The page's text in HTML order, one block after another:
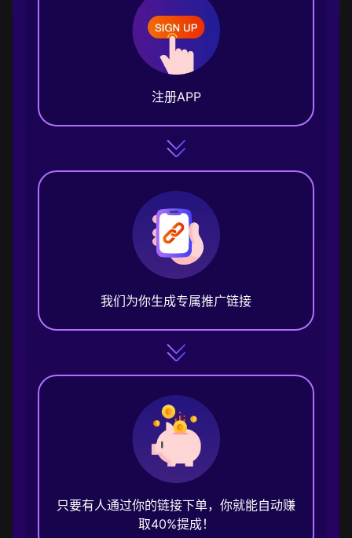
注册APP
我们为你生成专属推广链接
只要有人通过你的链接下单，你就能自动赚
取40%提成！